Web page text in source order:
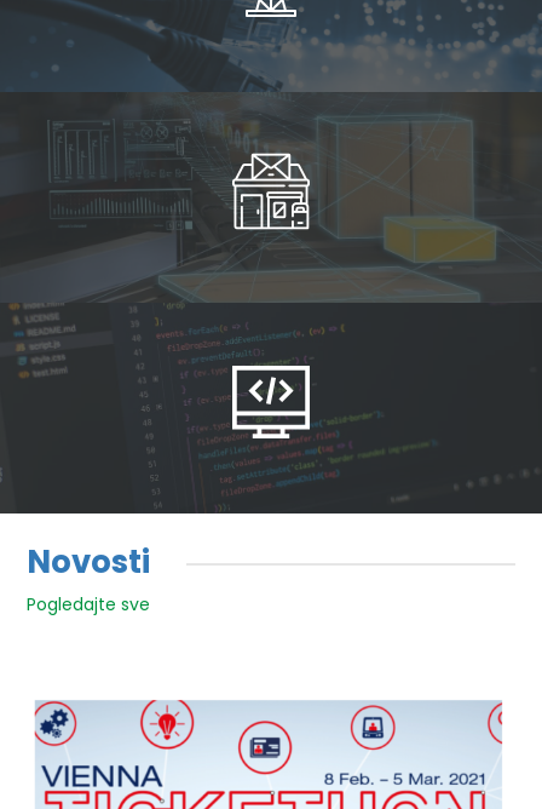
Novosti
Pogledajte sve